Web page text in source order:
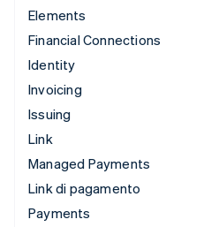
Elements
Financial Connections
Identity
Invoicing
Issuing
Link
Managed Payments
Link di pagamento
Payments